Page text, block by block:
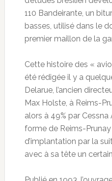
110 Bandeirante, un
basses, utilisé dans le
premier maillon de la
Cette histoire des «
été rédigée il y a
Delarue, l’ancien
Max Holste, à Reims-
alors à 49% par
forme de Reims-Prunay
d’implantation par la
avec à sa tête un